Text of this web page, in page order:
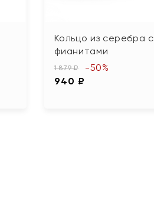
Кольцо из серебра с
фианитами
1 879 ₽
940 ₽
-50%